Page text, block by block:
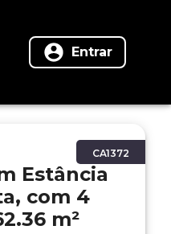
Entrar
CA1372
Estância
com 4
m²